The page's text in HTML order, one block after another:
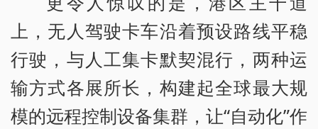
上，无人驾驶卡车沿着预设路线平稳
行驶，与人工集卡默契混行，两种运
输方式各展所长，构建起全球最大规
模的远程控制设备集群，让“自动化”作